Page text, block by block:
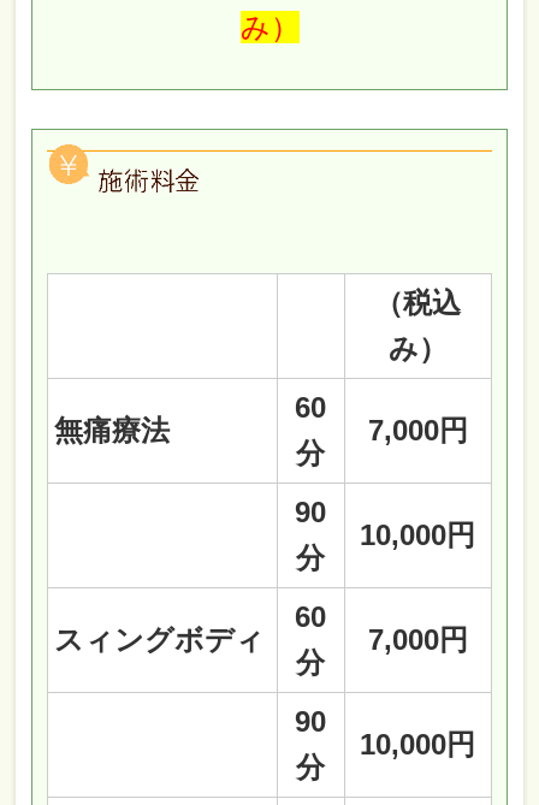
み）
（税込
み）
無痛療法
60
分
7,000円
90
分
10,000円
スィングボディ
60
分
7,000円
90
分
10,000円